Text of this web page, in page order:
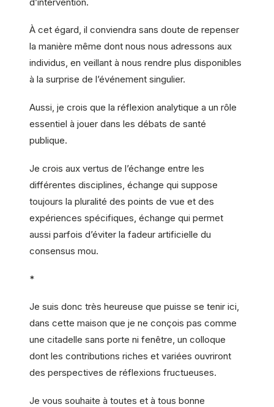
À cet égard, il conviendra sans doute de repenser
la manière même dont nous nous adressons aux
individus, en veillant à nous rendre plus disponibles
à la surprise de l’événement singulier.
Aussi, je crois que la réflexion analytique a un rôle
essentiel à jouer dans les débats de santé
publique.
Je crois aux vertus de l’échange entre les
différentes disciplines, échange qui suppose
toujours la pluralité des points de vue et des
expériences spécifiques, échange qui permet
aussi parfois d’éviter la fadeur artificielle du
consensus mou.
*
Je suis donc très heureuse que puisse se tenir ici,
dans cette maison que je ne conçois pas comme
une citadelle sans porte ni fenêtre, un colloque
dont les contributions riches et variées ouvriront
des perspectives de réflexions fructueuses.
Je vous souhaite à toutes et à tous bonne